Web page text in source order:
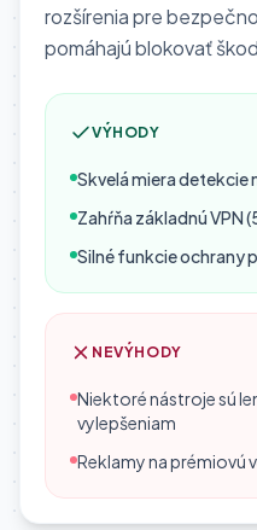
rozšírenia pre
pomáhajú blokovať
VÝHODY
Skvelá miera detekcie
Zahŕňa základnú VPN
Silné funkcie ochrany
NEVÝHODY
Niektoré nástroje sú
vylepšeniam
Reklamy na prémiovú